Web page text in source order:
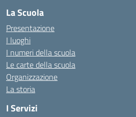
La Scuola
Presentazione
I luoghi
I numeri della scuola
Le carte della scuola
Organizzazione
La storia
I Servizi